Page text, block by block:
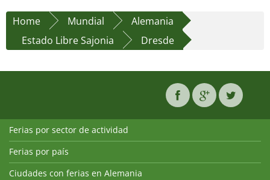
Home Mundial
Alemania
Estado Libre Sajonia
Dresde
Ferias por sector de actividad
Ferias por país
Ciudades con ferias en Alemania